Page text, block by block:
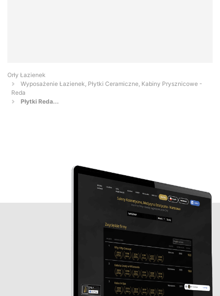
Orły Łazienek
Wyposażenie Łazienek, Płytki Ceramiczne, Kabiny Prysznicowe -
Reda
Płytki Reda...